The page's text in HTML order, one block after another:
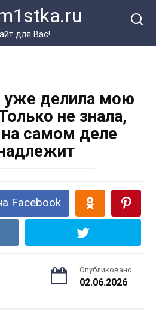
для Вас!
делила мою
не знала,
самом деле
Facebook
Опубликовано
02.06.2026